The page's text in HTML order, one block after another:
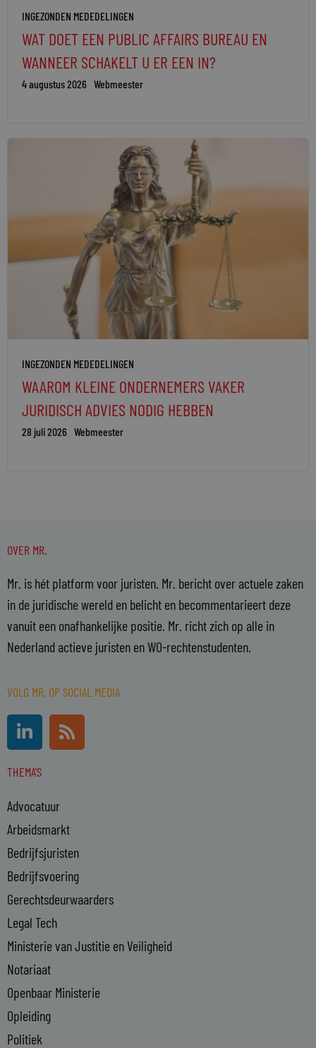
INGEZONDEN MEDEDELINGEN
WAT DOET EEN PUBLIC AFFAIRS BUREAU EN
WANNEER SCHAKELT U ER EEN IN?
4 augustus 2026 Webmeester
INGEZONDEN MEDEDELINGEN
WAAROM KLEINE ONDERNEMERS VAKER
JURIDISCH ADVIES NODIG HEBBEN
28 juli 2026 Webmeester
OVER MR.
Mr. is hét platform voor juristen. Mr. bericht over actuele zaken
in de juridische wereld en belicht en becommentarieert deze
vanuit een onafhankelijke positie. Mr. richt zich op alle in
Nederland actieve juristen en WO-rechtenstudenten.
VOLG MR. OP SOCIAL MEDIA
L
i
n
k
d
i
n
-
i
n
R
s
s
THEMA'S
Advocatuur
Arbeidsmarkt
Bedrijfsjuristen
Bedrijfsvoering
Gerechtsdeurwaarders
Legal Tech
Ministerie van Justitie en Veiligheid
Notariaat
Openbaar Ministerie
Opleiding
Politiek